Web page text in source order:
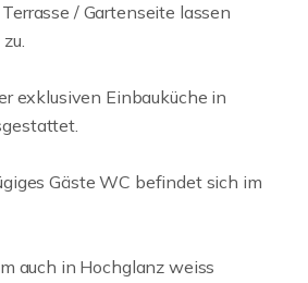
/ Gartenseite lassen
exklusiven Einbauküche in
Gäste WC befindet sich im
auch in Hochglanz weiss